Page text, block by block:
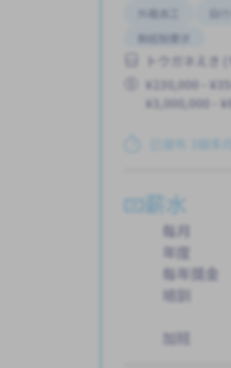
外籍員工
自
無經驗要求
トウガネえき (
¥230,000 -
¥3,000,000 -
已發布 3個多月
薪水
每月
年度
每年獎金
培訓
加班